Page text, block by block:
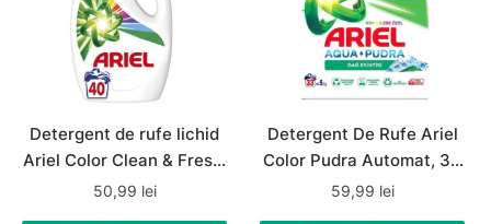
Detergent de rufe lichid
Ariel Color Clean & Fresh,
40 spalari, 2L
50,99 lei
Detergent De Rufe Ariel
Color Pudra Automat, 33
de spalari, 5Kg
59,99 lei